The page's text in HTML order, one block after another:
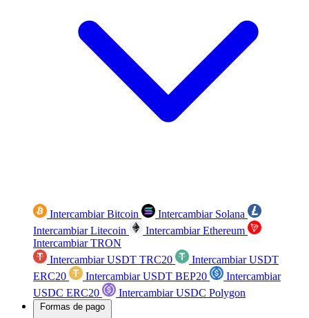
Intercambiar Bitcoin
Intercambiar Solana
Intercambiar Litecoin
Intercambiar Ethereum
Intercambiar TRON
Intercambiar USDT TRC20
Intercambiar USDT
ERC20
Intercambiar USDT BEP20
Intercambiar
USDC ERC20
Intercambiar USDC Polygon
Formas de pago